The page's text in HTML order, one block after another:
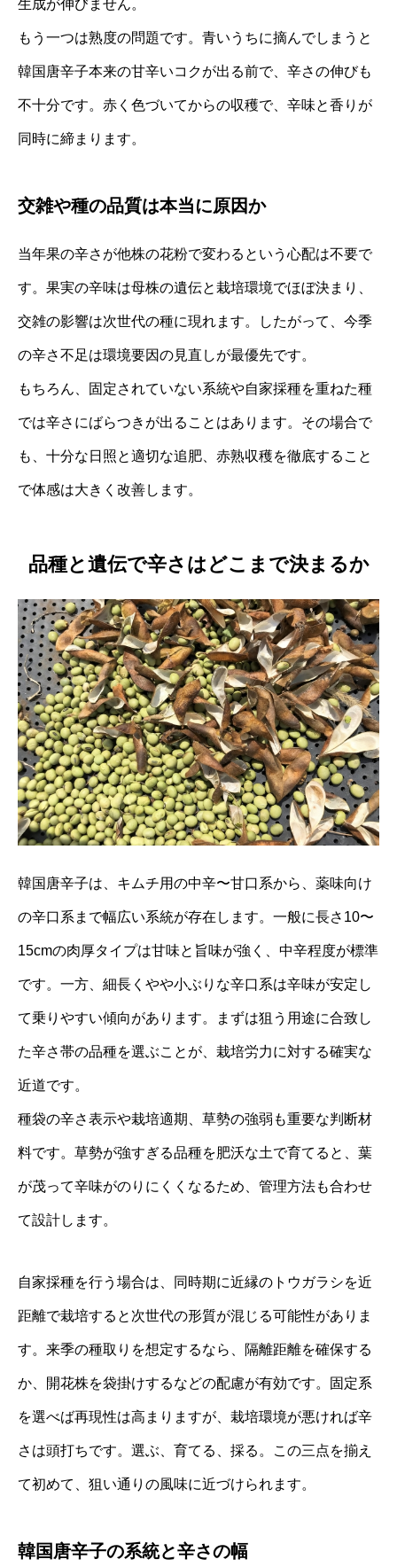
生成が伸びません。
もう一つは熟度の問題です。青いうちに摘んでしまうと
韓国唐辛子本来の甘辛いコクが出る前で、辛さの伸びも
不十分です。赤く色づいてからの収穫で、辛味と香りが
同時に締まります。
交雑や種の品質は本当に原因か
当年果の辛さが他株の花粉で変わるという心配は不要で
す。果実の辛味は母株の遺伝と栽培環境でほぼ決まり、
交雑の影響は次世代の種に現れます。したがって、今季
の辛さ不足は環境要因の見直しが最優先です。
もちろん、固定されていない系統や自家採種を重ねた種
では辛さにばらつきが出ることはあります。その場合で
も、十分な日照と適切な追肥、赤熟収穫を徹底すること
で体感は大きく改善します。
品種と遺伝で辛さはどこまで決まるか
韓国唐辛子は、キムチ用の中辛〜甘口系から、薬味向け
の辛口系まで幅広い系統が存在します。一般に長さ10〜
15cmの肉厚タイプは甘味と旨味が強く、中辛程度が標準
です。一方、細長くやや小ぶりな辛口系は辛味が安定し
て乗りやすい傾向があります。まずは狙う用途に合致し
た辛さ帯の品種を選ぶことが、栽培労力に対する確実な
近道です。
種袋の辛さ表示や栽培適期、草勢の強弱も重要な判断材
料です。草勢が強すぎる品種を肥沃な土で育てると、葉
が茂って辛味がのりにくくなるため、管理方法も合わせ
て設計します。
自家採種を行う場合は、同時期に近縁のトウガラシを近
距離で栽培すると次世代の形質が混じる可能性がありま
す。来季の種取りを想定するなら、隔離距離を確保する
か、開花株を袋掛けするなどの配慮が有効です。固定系
を選べば再現性は高まりますが、栽培環境が悪ければ辛
さは頭打ちです。選ぶ、育てる、採る。この三点を揃え
て初めて、狙い通りの風味に近づけられます。
韓国唐辛子の系統と辛さの幅